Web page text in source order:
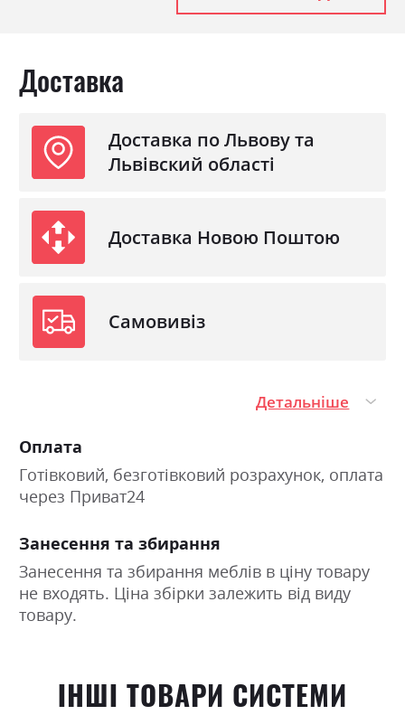
Доставка
Доставка по Львову та
Львівский області
Доставка Новою Поштою
Самовивіз
Детальніше
Оплата
Готівковий, безготівковий розрахунок, оплата
через Приват24
Занесення та збирання
Занесення та збирання меблів в ціну товару
не входять. Ціна збірки залежить від виду
товару.
ІНШІ ТОВАРИ СИСТЕМИ